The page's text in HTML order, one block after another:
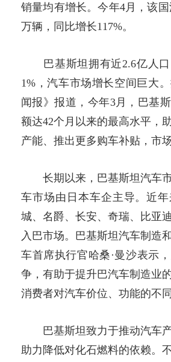
销量均有增长。今年4月，该
万辆，同比增长117%。
巴基斯坦拥有近2.6亿人口
1%，汽车市场增长空间巨大
闻报》报道，今年3月，巴基
额达42个月以来的最高水平，
产能、推出更多购车补贴，市
长期以来，巴基斯坦汽车市
车市场由日本车企主导。近
城、名爵、长安、奇瑞、比亚
入巴市场。巴基斯坦汽车制造
车首席执行官哈桑·曼沙表示
争，有助于提升巴汽车制造业
消费者对汽车价位、功能的不同
巴基斯坦致力于推动汽车产
助力降低对化石燃料的依赖。